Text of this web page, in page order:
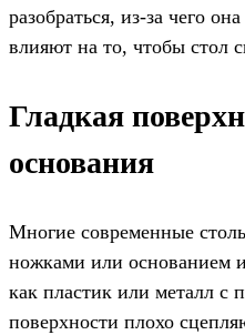
разобраться, из-за чего
влияют на то, чтобы стол
Гладкая
основания
Многие современные
ножками или основанием
как пластик или металл с
поверхности плохо